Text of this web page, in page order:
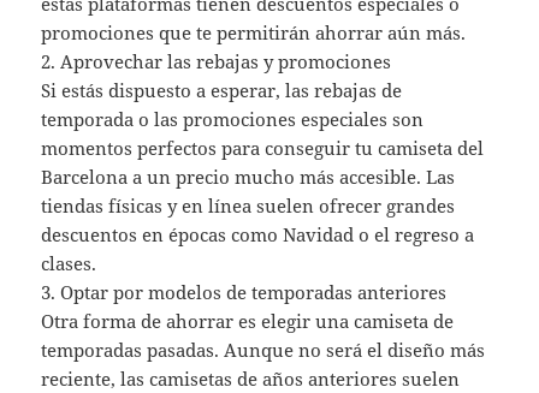
promociones que te permitirán ahorrar aún más.
2. Aprovechar las rebajas y promociones
Si estás dispuesto a esperar, las rebajas de
temporada o las promociones especiales son
momentos perfectos para conseguir tu camiseta del
Barcelona a un precio mucho más accesible. Las
tiendas físicas y en línea suelen ofrecer grandes
descuentos en épocas como Navidad o el regreso a
clases.
3. Optar por modelos de temporadas anteriores
Otra forma de ahorrar es elegir una camiseta de
temporadas pasadas. Aunque no será el diseño más
reciente, las camisetas de años anteriores suelen